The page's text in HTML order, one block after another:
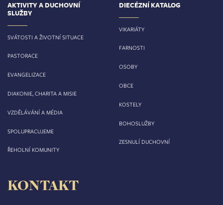
AKTIVITY A DUCHOVNÍ
SLUŽBY
SVÁTOSTI A ŽIVOTNÍ SITUACE
PASTORACE
EVANGELIZACE
DIAKONIE, CHARITA A MISIE
VZDĚLÁVÁNÍ A MÉDIA
SPOLUPRACUJEME
ŘEHOLNÍ KOMUNITY
DIECÉZNÍ KATALOG
VIKARIÁTY
FARNOSTI
OSOBY
OBCE
KOSTELY
BOHOSLUŽBY
ZESNULÍ DUCHOVNÍ
KONTAKT